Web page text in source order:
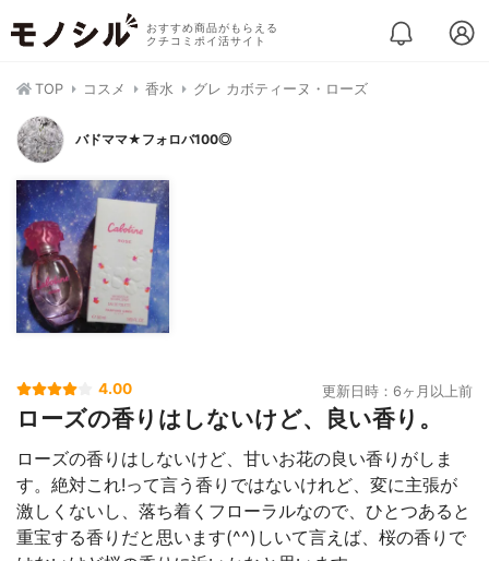
おすすめ商品がもらえる
クチコミポイ活サイト
TOP コスメ 香水 グレ カボティーヌ・ローズ
バドママ★フォロバ100◎
4.00 更新日時：6ヶ月以上前
ローズの香りはしないけど、良い香り。
ローズの香りはしないけど、甘いお花の良い香りがしま
す。絶対これ!って言う香りではないけれど、変に主張が
激しくないし、落ち着くフローラルなので、ひとつあると
重宝する香りだと思います(^^)しいて言えば、桜の香りで